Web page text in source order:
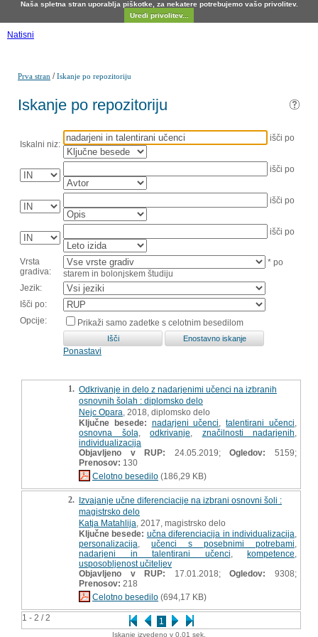
Naša spletna stran uporablja piškotke, za nekatere potrebujemo vašo privolitev.
Uredi privolitev...
Natisni
Prva stran /Iskanje po repozitoriju
Iskanje po repozitoriju
Iskalni niz:
išči po
išči po
išči po
išči po
Vrsta
gradiva:
* po
starem in bolonjskem študiju
Jezik:
Išči po:
Opcije:
Prikaži samo zadetke s celotnim besedilom
Ponastavi
1 - 2 / 2 1
1. Odkrivanje in delo z nadarjenimi učenci na izbranih
osnovnih šolah : diplomsko delo
Nejc Opara , 2018, diplomsko delo
Ključne besede: nadarjeni učenci ,talentirani učenci
osnovna šola
odkrivanje značilnosti nadarjenih
individualizacija
Objavljeno v RUP: 24.05.2019;Ogledov:
5159;
Prenosov: 130
Celotno besedilo (186,29 KB)
2. Izvajanje učne diferenciacije na izbrani osnovni šoli :
magistrsko delo
Katja Matahlija , 2017, magistrsko delo
Ključne besede: učna diferenciacija in individualizacija
personalizacija
učenci s posebnimi potrebami
nadarjeni in talentirani učenci
kompetence
usposobljenost učiteljev
Objavljeno v RUP: 17.01.2018;Ogledov:
9308;
Prenosov: 218
Celotno besedilo (694,17 KB)
Iskanje izvedeno v 0.01 sek.